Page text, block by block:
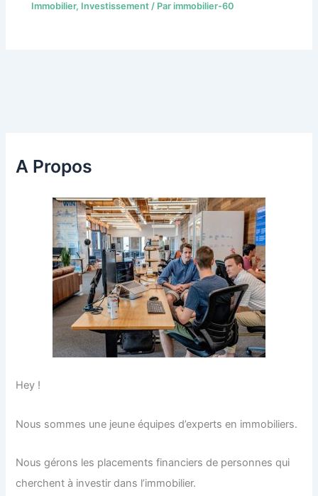
Immobilier, Investissement / Parimmobilier-60
A Propos
Hey !
Nous sommes une jeune équipes d’experts en immobiliers.
Nous gérons les placements financiers de personnes qui
cherchent à investir dans l’immobilier.